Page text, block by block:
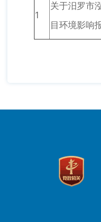
1
关于汨罗市
目环境影响